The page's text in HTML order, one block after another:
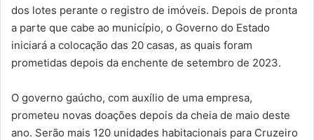
dos lotes perante o registro de imóveis. Depois de pronta
a parte que cabe ao município, o Governo do Estado
iniciará a colocação das 20 casas, as quais foram
prometidas depois da enchente de setembro de 2023.
O governo gaúcho, com auxílio de uma empresa,
prometeu novas doações depois da cheia de maio deste
ano. Serão mais 120 unidades habitacionais para Cruzeiro